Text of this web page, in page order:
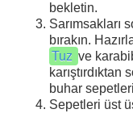
bekletin.
Sarımsakları
bırakın.
Tuz ve
karıştırdıktan
buhar
Sepetleri üst